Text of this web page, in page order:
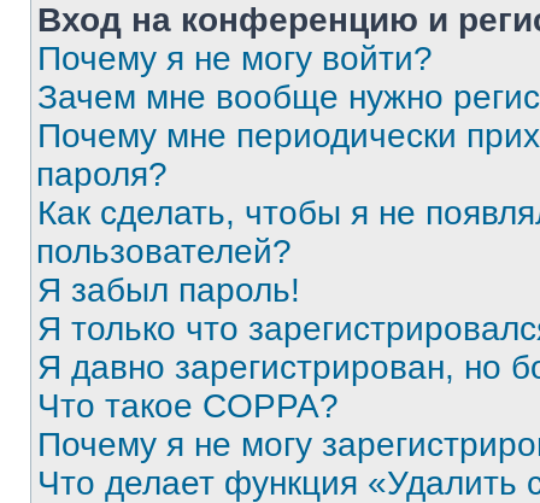
Вход на конференцию и
Почему я не могу войти?
Зачем мне вообще нужно
Почему мне периодически
пароля?
Как сделать, чтобы я не
пользователей?
Я забыл пароль!
Я только что
Я давно зарегистрирован, но
Что такое COPPA?
Почему я не могу
Что делает функция «Удалить